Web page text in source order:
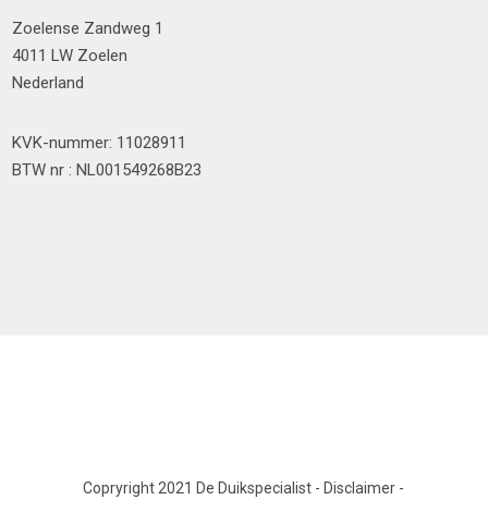
Zoelense Zandweg 1
4011 LW Zoelen
Nederland
KVK-nummer: 11028911
BTW nr : NL001549268B23
Copryright 2021 De Duikspecialist - Disclaimer -